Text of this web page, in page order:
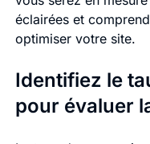
éclairées et
optimiser votre site.
Identifiez le
pour évaluer